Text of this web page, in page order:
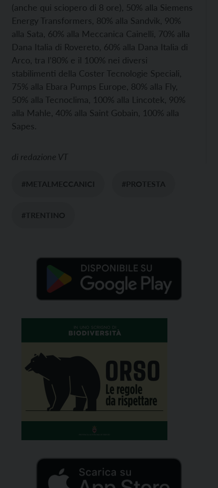
(anche qui sciopero di 8 ore), 50% alla Siemens
Energy Transformers, 80% alla Sandvik, 90%
alla Sata, 60% alla Meccanica Cainelli, 70% alla
Dana Italia di Rovereto, 60% alla Dana Italia di
Arco, tra l’80% e il 100% nei diversi
stabilimenti della Coster Tecnologie Speciali,
75% alla Ebara Pumps Europe, 80% alla Fly,
50% alla Tecnoclima, 100% alla Lincotek, 90%
alla Mahle, 40% alla Saint Gobain, 100% alla
Sapes.
di redazione VT
#METALMECCANICI #PROTESTA
#TRENTINO